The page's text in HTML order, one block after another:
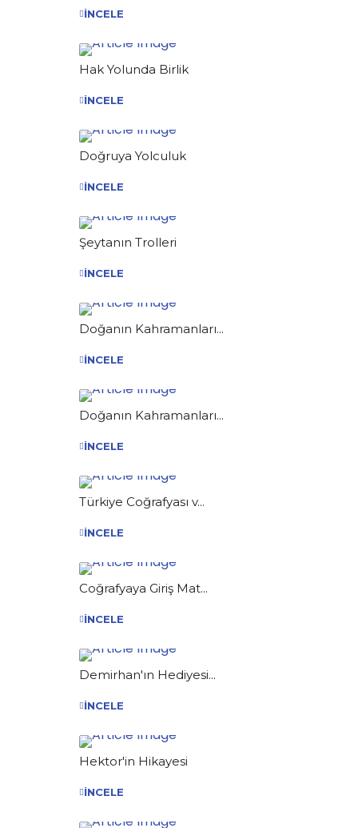
İNCELE
Hak Yolunda Birlik
İNCELE
Doğruya Yolculuk
İNCELE
Şeytanın Trolleri
İNCELE
Doğanın Kahramanları...
İNCELE
Doğanın Kahramanları...
İNCELE
Türkiye Coğrafyası v...
İNCELE
Coğrafyaya Giriş Mat...
İNCELE
Demirhan'ın Hediyesi...
İNCELE
Hektor'in Hikayesi
İNCELE